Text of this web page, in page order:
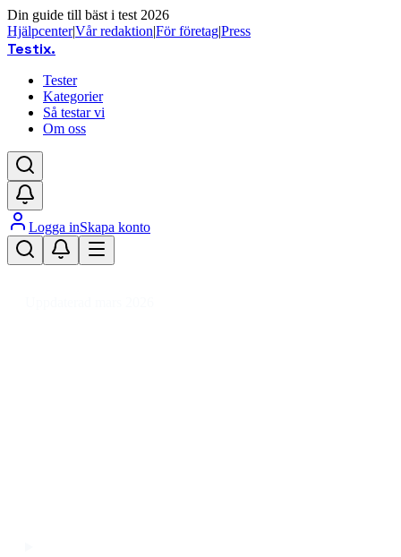
Din guide till bäst i test 2026
Hjälpcenter|Vår redaktion|För företag|Press
Testix.
Tester
Kategorier
Så testar vi
Om oss
Logga inSkapa konto